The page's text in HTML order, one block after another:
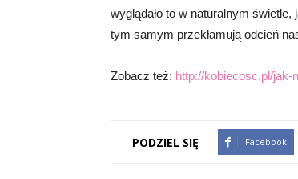
wyglądało to w naturalnym
tym samym przekłamują odcień
Zobacz też: http://kobiecosc.pl/jak-
PODZIEL SIĘ Facebook